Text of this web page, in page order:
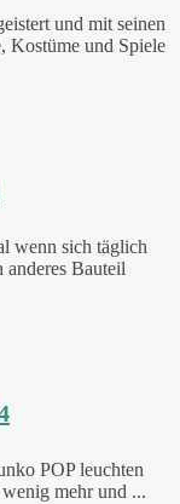
und mit seinen
Kostüme und Spiele
wenn sich täglich
anderes Bauteil
POP leuchten
mehr und ...